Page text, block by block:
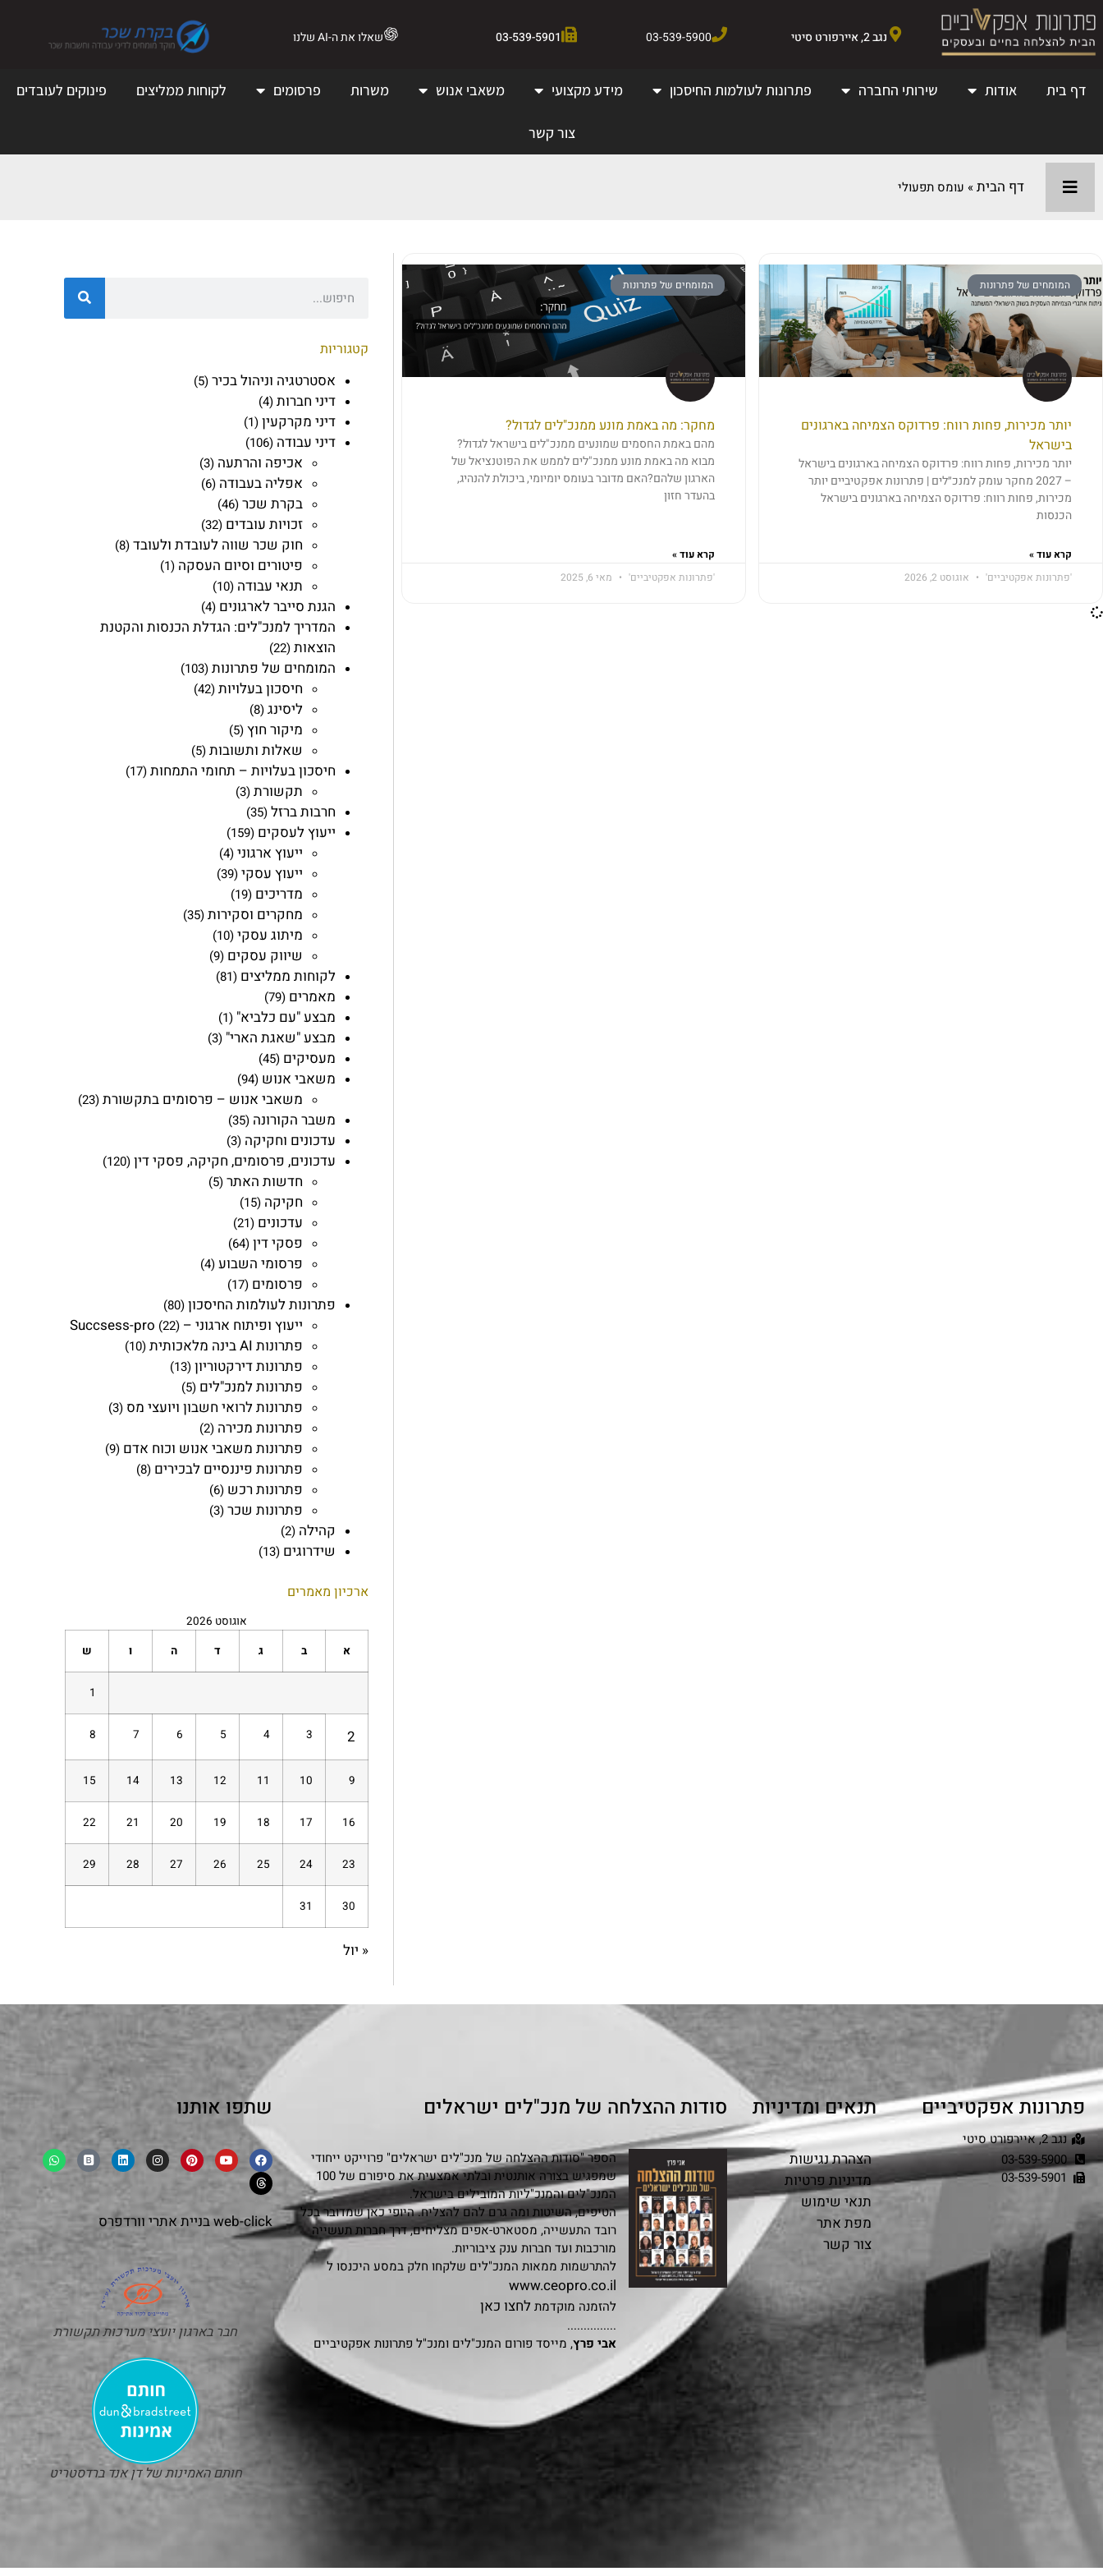
נגב 2, איירפורט סיטי 03-539-5900
03-539-5901 שאלו את ה-AI שלנו
דף בית אודות שירותי החברה פתרונות לעולמות החיסכון מידע מקצועי משאבי אנוש משרות פרסומים לקוחות ממליצים פינוקים לעובדים
צור קשר
דף הבית » עומס תפעולי
המומחים של פתרונות
יותר מכירות, פחות רווח: פרדוקס הצמיחה בארגונים
בישראל
יותר מכירות, פחות רווח: פרדוקס הצמיחה בארגונים בישראל
– 2027 מחקר עומק למנכ״לים | פתרונות אפקטיביים יותר
מכירות, פחות רווח: פרדוקס הצמיחה בארגונים בישראל
הכנסות
קרא עוד »
'פתרונות אפקטיביים'
אוגוסט 2, 2026
המומחים של פתרונות
מחקר: מה באמת מונע ממנכ"לים לגדול?
מהם באמת החסמים שמונעים ממנכ"לים בישראל לגדול?
מבוא מה באמת מונע ממנכ"לים לממש את הפוטנציאל של
הארגון שלהם?האם מדובר בעומס יומיומי, ביכולת להנהיג,
בהעדר חזון
קרא עוד »
'פתרונות אפקטיביים'
מאי 6, 2025
קטגוריות
אסטרטגיה וניהול בכיר(5)
דיני חברות(4)
דיני מקרקעין(1)
דיני עבודה (106)
אכיפה והרתעה (3)
אפליה בעבודה (6)
בקרת שכר(46)
זכויות עובדים (32)
חוק שכר שווה לעובדת ולעובד(8)
פיטורים וסיום העסקה (1)
תנאי עבודה (10)
הגנת סייבר לארגונים (4)
המדריך למנכ"לים: הגדלת הכנסות והקטנת
הוצאות(22)
המומחים של פתרונות(103)
חיסכון בעלויות(42)
ליסינג(8)
מיקור חוץ(5)
שאלות ותשובות(5)
חיסכון בעלויות – תחומי התמחות(17)
תקשורת(3)
חרבות ברזל(35)
ייעוץ לעסקים (159)
ייעוץ ארגוני(4)
ייעוץ עסקי(39)
מדריכים (19)
מחקרים וסקירות(35)
מיתוג עסקי(10)
שיווק עסקים (9)
לקוחות ממליצים (81)
מאמרים (79)
מבצע "עם כלביא" (1)
מבצע "שאגת הארי" (3)
מעסיקים (45)
משאבי אנוש (94)
משאבי אנוש – פרסומים בתקשורת(23)
משבר הקורונה (35)
עדכונים וחקיקה (3)
עדכונים, פרסומים, חקיקה, פסקי דין(120)
חדשות האתר(5)
חקיקה (15)
עדכונים (21)
פסקי דין(64)
פרסומי השבוע(4)
פרסומים (17)
פתרונות לעולמות החיסכון(80)
ייעוץ ופיתוח ארגוני – Succsess-pro (22)
פתרונות AI בינה מלאכותית (10)
פתרונות דירקטוריון(13)
פתרונות למנכ"לים (5)
פתרונות לרואי חשבון ויועצי מס (3)
פתרונות מכירה (2)
פתרונות משאבי אנוש וכוח אדם (9)
פתרונות פיננסיים לבכירים (8)
פתרונות רכש (6)
פתרונות שכר(3)
קהילה (2)
שידרוגים (13)
ארכיון מאמרים
אוגוסט 2026
א
ב ג ד ה ו ש
1
2
3
4
5
6
7
8
9
10
11
12
13
14
15
16
17
18
19
20
21
22
23
24
25
26
27
28
29
30
31
« יול
פתרונות אפקטיביים
נגב 2, איירפורט סיטי
03-539-5900
03-539-5901
תנאים ומדיניות
הצהרת נגישות
מדיניות פרטיות
תנאי שימוש
מפת אתר
צור קשר
סודות ההצלחה של מנכ"לים ישראלים
הספר "סודות ההצלחה של מנכ"לים ישראלים" פרוייקט ייחודי
שמפגיש בצורה אותנטית ובלתי אמצעית את סיפורם של 100
המנכ"לים והמנכ"ליות המובילים בישראל.
הטיפים, השיטות ומה גרם להם להצליח. היופי כאן שמדובר בכל
רובד התעשייה, מסטארט-אפים מצליחים, דרך חברות תעשייה
מורכבות ועד חברות ענק ציבוריות.
להתרשמות ממאות המנכ"לים שלקחו חלק במסע היכנסו ל
www.ceopro.co.il
להזמנה מוקדמת לחצו כאן
...............
אבי פרץ, מייסד פורום המנכ"לים ומנכ"ל פתרונות אפקטיביים
שתפו אותנו
web-clickבניית אתרי וורדפרס
חבר בארגון יועצי מערכות תקשורת
חותם האמינות של דן אנד ברדסטריט